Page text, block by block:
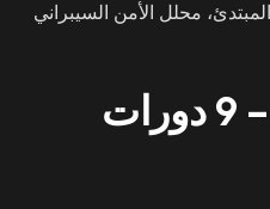
المبتدئ، محلل الأمن السيبراني
شهادة احترافية – 9 دورات